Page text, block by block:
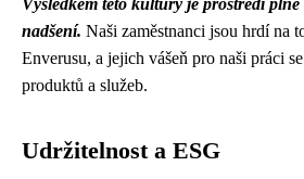
Výsledkem této kultury je prostředí
nadšení. Naši zaměstnanci jsou hrdí na
Enverusu, a jejich vášeň pro naši práci
produktů a služeb.
Udržitelnost a ESG